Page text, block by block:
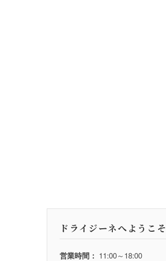
ドライジーネへようこそ
営業時間： 11:00～18:00